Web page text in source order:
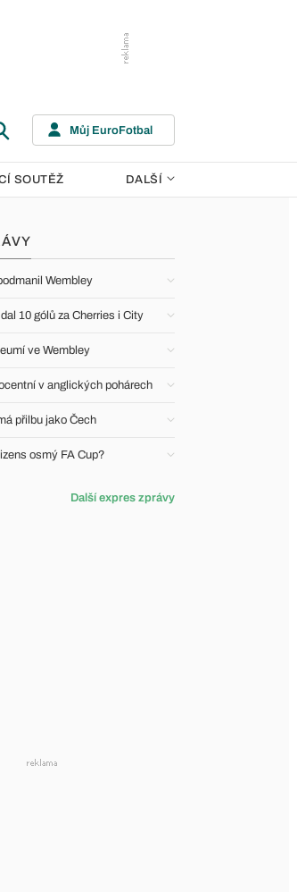
Můj EuroFotbal
SOUTĚŽ DALŠÍ
Wembley
10 gólů za Cherries i City
ve Wembley
v anglických pohárech
přilbu jako Čech
osmý FA Cup?
Další expres zprávy